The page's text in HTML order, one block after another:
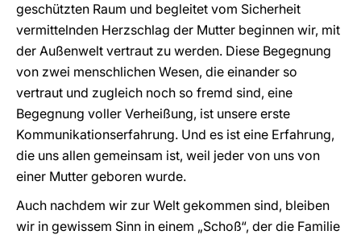
geschützten Raum und begleitet vom Sicherheit
vermittelnden Herzschlag der Mutter beginnen wir, mit
der Außenwelt vertraut zu werden. Diese Begegnung
von zwei menschlichen Wesen, die einander so
vertraut und zugleich noch so fremd sind, eine
Begegnung voller Verheißung, ist unsere erste
Kommunikationserfahrung. Und es ist eine Erfahrung,
die uns allen gemeinsam ist, weil jeder von uns von
einer Mutter geboren wurde.
Auch nachdem wir zur Welt gekommen sind, bleiben
wir in gewissem Sinn in einem „Schoß“, der die Familie